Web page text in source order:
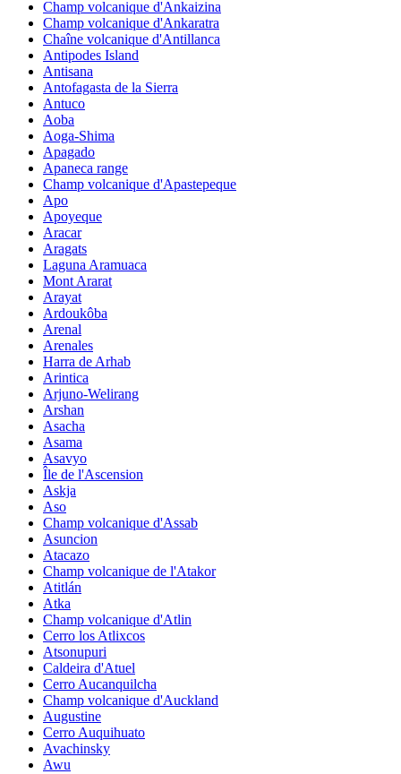
Champ volcanique d'Ankaizina
Champ volcanique d'Ankaratra
Chaîne volcanique d'Antillanca
Antipodes Island
Antisana
Antofagasta de la Sierra
Antuco
Aoba
Aoga-Shima
Apagado
Apaneca range
Champ volcanique d'Apastepeque
Apo
Apoyeque
Aracar
Aragats
Laguna Aramuaca
Mont Ararat
Arayat
Ardoukôba
Arenal
Arenales
Harra de Arhab
Arintica
Arjuno-Welirang
Arshan
Asacha
Asama
Asavyo
Île de l'Ascension
Askja
Aso
Champ volcanique d'Assab
Asuncion
Atacazo
Champ volcanique de l'Atakor
Atitlán
Atka
Champ volcanique d'Atlin
Cerro los Atlixcos
Atsonupuri
Caldeira d'Atuel
Cerro Aucanquilcha
Champ volcanique d'Auckland
Augustine
Cerro Auquihuato
Avachinsky
Awu